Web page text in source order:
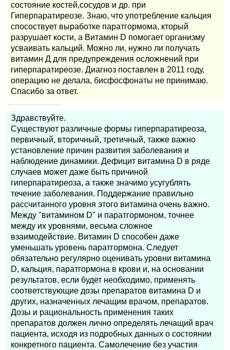
состояние костей,сосудов и др. при
Гиперпаратиреозе. Знаю, что употребление кальция
спосоствует выработке паратгормома, кторый
разрушает кости, а Витамин D помогает организму
усваивать кальций. Можно ли, нужно ли получать
витамин Д для предупреждения осложнений при
гиперпаратиреозе. Диагноз поставлен в 2011 году,
операцию не делала, бисфосфонаты не принимаю.
Спасибо за ответ.
Здравствуйте.
Существуют различные формы гиперпаратиреоза,
первичный, вторичный, третичный, также важно
установление причин развития заболевания и
наблюдение динамики. Дефицит витамина D в ряде
случаев может даже быть причиной
гиперпаратиреоза, а также значимо усугублять
течение заболевания. Поддержание правильно
рассчитанного уровня этого витамина очень важно.
Между "витамином D" и паратгормоном, точнее
между их уровнями, весьма сложное
взаимодействие. Витамин D способен даже
уменьшать уровень паратгормона. Следует
обязательно регулярно оценивать уровни витамина
D, кальция, паратгормона в крови и, на основании
результатов, если будет необходимо, применять
соответствующие дозы препаратов витамина D и
других, назначенных лечащим врачом, препаратов.
Дозы и рациональность применения таких
препаратов должен лично определять лечащий врач
пациента, исходя из подробных данных о состоянии
конкретного пациента. Самолечение без участия